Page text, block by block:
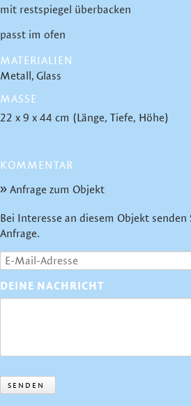
mit restspiegel überbacken
passt im ofen
MATERIALIEN
Metall Glass
MASSE
22 x 9 x 44 cm (Länge, Tiefe, Höhe)
KOMMENTAR
Anfrage zum Objekt
Bei Interesse an diesem Objekt
Anfrage.
DEINE NACHRICHT
SENDEN